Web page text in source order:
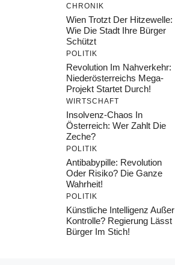
CHRONIK
Wien Trotzt Der Hitzewelle:
Wie Die Stadt Ihre Bürger
Schützt
POLITIK
Revolution Im Nahverkehr:
Niederösterreichs Mega-
Projekt Startet Durch!
WIRTSCHAFT
Insolvenz-Chaos In
Österreich: Wer Zahlt Die
Zeche?
POLITIK
Antibabypille: Revolution
Oder Risiko? Die Ganze
Wahrheit!
POLITIK
Künstliche Intelligenz Außer
Kontrolle? Regierung Lässt
Bürger Im Stich!